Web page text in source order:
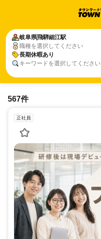
岐阜県飛騨細江駅
職種を選択してください
長期休暇あり
キーワードを選択してください
567件
正社員